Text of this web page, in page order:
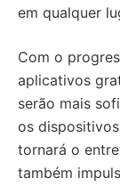
em qualquer
Com o
aplicativos
serão mais
os
tornará o
também